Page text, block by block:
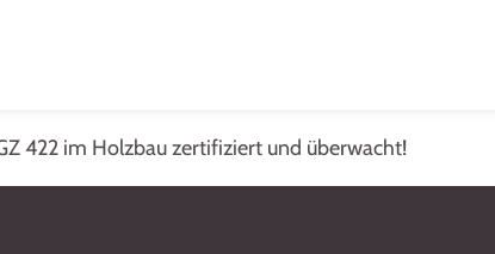
422 im Holzbau zertifiziert und überwacht!